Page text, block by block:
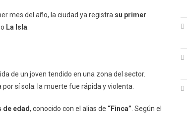
mes del año, la ciudad ya registra su primer
La Isla
de un joven tendido en una zona del sector.
por sí sola: la muerte fue rápida y violenta.
de edad, conocido con el alias de “Finca” . Según el